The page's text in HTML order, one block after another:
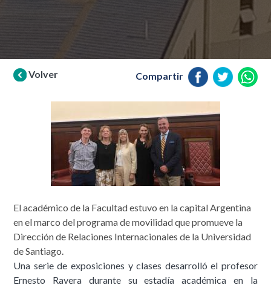
Volver Compartir
El académico de la Facultad estuvo en la capital Argentina
en el marco del programa de movilidad que promueve la
Dirección de Relaciones Internacionales de la Universidad
de Santiago.
Una serie de exposiciones y clases desarrolló el profesor
Ernesto Ravera durante su estadía académica en la